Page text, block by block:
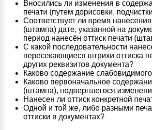
Вносились ли изменения в
печати (путем дорисовки,
Соответствует ли время нанесения
(штампа) дате, указанной на
период нанесён оттиск печати
С какой последовательности
пересекающиеся штрихи оттиска
других реквизитов документа?
Каково содержание слабовидимого
Каково первоначальное
(штампа), подвергшегося
Нанесен ли оттиск конкретной
Одной и той же, либо разными
оттиски в документах?